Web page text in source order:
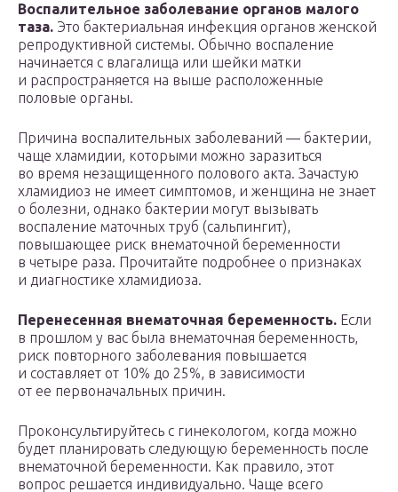
Воспалительное заболевание органов малого
таза. Это бактериальная инфекция органов женской
репродуктивной системы. Обычно воспаление
начинается с влагалища или шейки матки
и распространяется на выше расположенные
половые органы.
Причина воспалительных заболеваний — бактерии,
чаще хламидии, которыми можно заразиться
во время незащищенного полового акта. Зачастую
хламидиоз не имеет симптомов, и женщина не знает
о болезни, однако бактерии могут вызывать
воспаление маточных труб (сальпингит),
повышающее риск внематочной беременности
в четыре раза. Прочитайте подробнее о признаках
и диагностике хламидиоза.
Перенесенная внематочная беременность. Если
в прошлом у вас была внематочная беременность,
риск повторного заболевания повышается
и составляет от 10% до 25%, в зависимости
от ее первоначальных причин.
Проконсультируйтесь с гинекологом, когда можно
будет планировать следующую беременность после
внематочной беременности. Как правило, этот
вопрос решается индивидуально. Чаще всего